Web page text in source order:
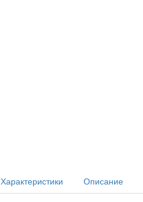
Характеристики
Описание